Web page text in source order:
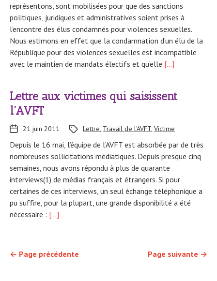
représentons, sont mobilisées pour que des sanctions
politiques, juridiques et administratives soient prises à
l’encontre des élus condamnés pour violences sexuelles.
Nous estimons en effet que la condamnation d’un élu de la
République pour des violences sexuelles est incompatible
avec le maintien de mandats électifs et qu’elle […]
Lettre aux victimes qui saisissent
l’AVFT
Depuis le 16 mai, l’équipe de l’AVFT est absorbée par de très
nombreuses sollicitations médiatiques. Depuis presque cinq
semaines, nous avons répondu à plus de quarante
interviews(1) de médias français et étrangers. Si pour
certaines de ces interviews, un seul échange téléphonique a
pu suffire, pour la plupart, une grande disponibilité a été
nécessaire : […]
21 juin 2011 Lettre, Travail de l'AVFT, Victime
← Page précédente Page suivante →